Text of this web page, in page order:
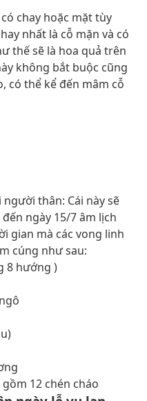
chay hoặc mặt tùy
nhất là cỗ mặn và có
thế sẽ là hoa quả trên
không bắt buộc cũng
có thể kể đến mâm cỗ
thân: Cái này sẽ
ngày 15/7 âm lịch
gian mà các vong linh
cúng như sau:
8 hướng )
12 chén cháo